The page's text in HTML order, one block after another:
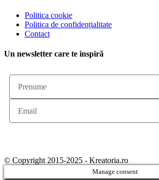
Politica cookie
Politica de confidențialitate
Contact
Un newsletter care te inspiră
© Copyright 2015-2025 - Kreatoria.ro
Manage consent